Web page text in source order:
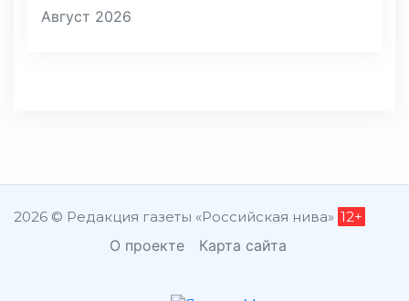
Август 2026
2026 © Редакция газеты «Российская нива» 12+
О проекте Карта сайта